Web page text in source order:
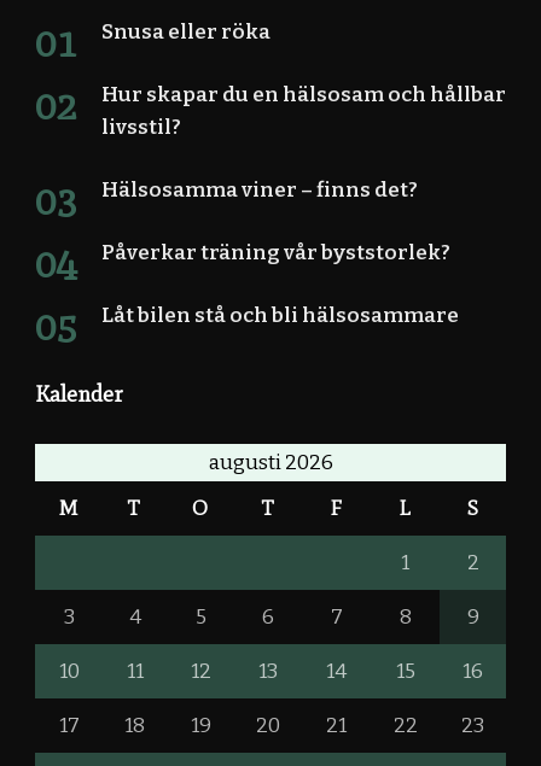
Snusa eller röka
Hur skapar du en hälsosam och hållbar
livsstil?
Hälsosamma viner – finns det?
Påverkar träning vår byststorlek?
Låt bilen stå och bli hälsosammare
Kalender
augusti 2026
M T O T F L S
1 2
3 4 5 6 7 8 9
10 11 12 13 14 15 16
17 18 19 20 21 22 23